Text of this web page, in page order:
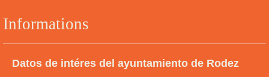
Informations
Datos de intéres del ayuntamiento de Rodez